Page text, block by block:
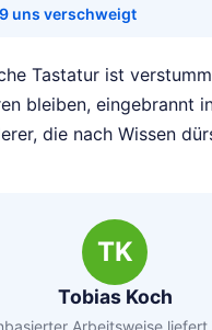
uns verschweigt
Tastatur ist
bleiben, eingebrannt
die nach Wissen
TK
Tobias Koch
Arbeitsweise liefert